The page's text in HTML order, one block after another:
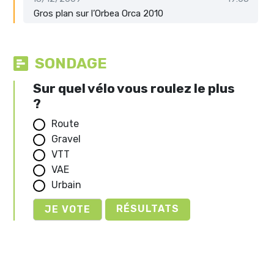
Gros plan sur l’Orbea Orca 2010
SONDAGE
Sur quel vélo vous roulez le plus
?
Route
Gravel
VTT
VAE
Urbain
RÉSULTATS